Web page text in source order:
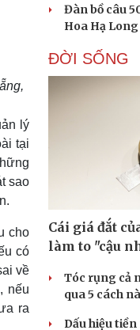
lý
tại
sao
cho
có
về
nếu
ra
Đàn bồ câu
Hoa Hạ Long
ĐỜI SỐNG
Cái giá đắt
làm to "cậu
Tóc rụng cả
qua 5 cách
Dấu hiệu